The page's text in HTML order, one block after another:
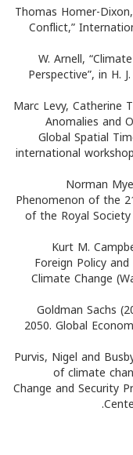
Thomas Homer-
Conflict,”
W. Arnell,
Perspective”, in H.
Marc Levy, Catherine
Anomalies and
Global Spatial
international
Norman
Phenomenon of the
of the Royal
Kurt M.
Foreign Policy
Climate Change
Goldman Sachs
2050. Global
Purvis, Nigel and
of climate
Change and Security